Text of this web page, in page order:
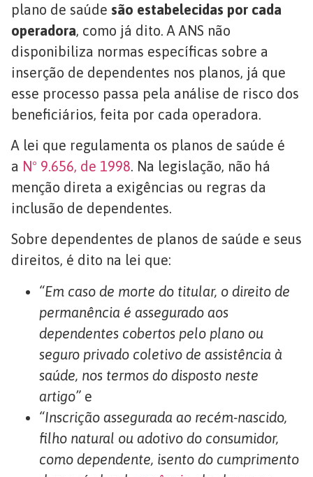
plano de saúde são estabelecidas por cada
operadora, como já dito. A ANS não
disponibiliza normas específicas sobre a
inserção de dependentes nos planos, já que
esse processo passa pela análise de risco dos
beneficiários, feita por cada operadora.
A lei que regulamenta os planos de saúde é
a Nº 9.656, de 1998. Na legislação, não há
menção direta a exigências ou regras da
inclusão de dependentes.
Sobre dependentes de planos de saúde e seus
direitos, é dito na lei que:
“Em caso de morte do titular, o direito de
permanência é assegurado aos
dependentes cobertos pelo plano ou
seguro privado coletivo de assistência à
saúde, nos termos do disposto neste
artigo” e
“Inscrição assegurada ao recém-nascido,
filho natural ou adotivo do consumidor,
como dependente, isento do cumprimento